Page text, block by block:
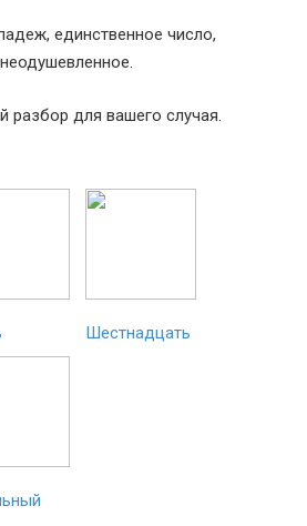
единственное число,
для вашего случая.
Шестнадцать